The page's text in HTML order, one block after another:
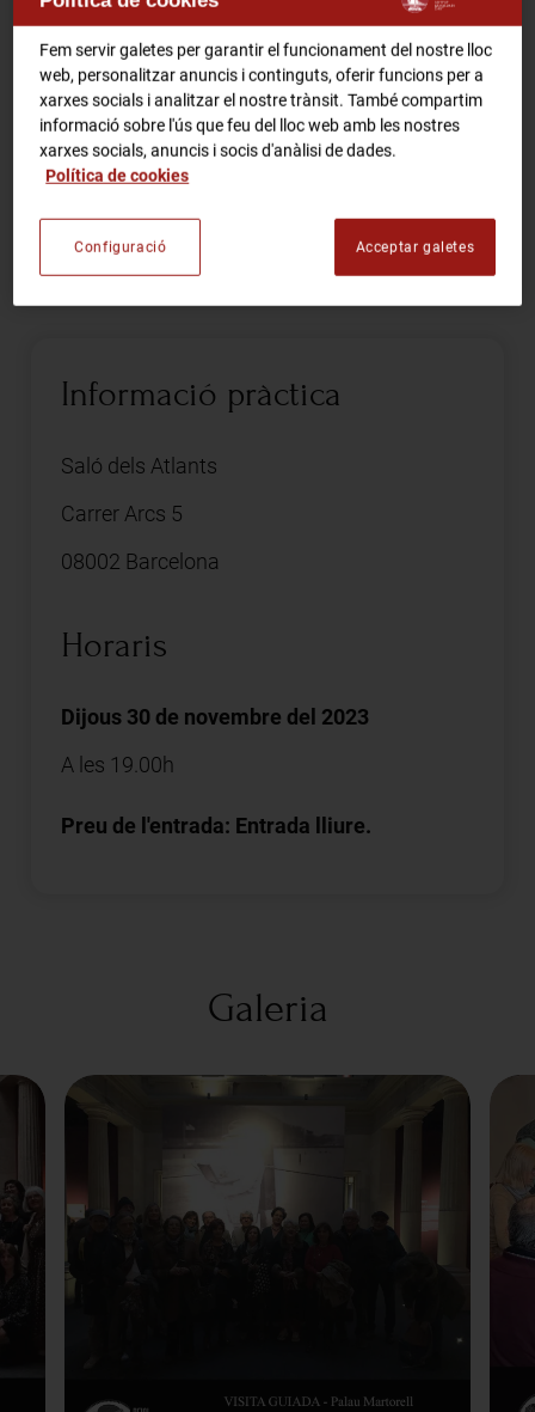
RCA Radio
RCA TV
RCA TEATRE
Gastronomic Experience 360º
Entrades Esdeveniments
Comparteix
Presentació del còmic que repassa la història de la
revista satírica i neurastènica a través de les anècdotes
de l'Avi, dibuixant i col·laborador de la publicació.
Informació pràctica
Saló dels Atlants
Carrer Arcs 5
08002 Barcelona
Horaris
Dijous 30 de novembre del 2023
A les 19.00h
Preu de l'entrada: Entrada lliure.
Galeria
Fem servir galetes per garantir el funcionament del nostre lloc
web, personalitzar anuncis i continguts, oferir funcions per a
xarxes socials i analitzar el nostre trànsit. També compartim
informació sobre l'ús que feu del lloc web amb les nostres
xarxes socials, anuncis i socis d'anàlisi de dades.
Política de cookies
Acceptar galetes
Configuració